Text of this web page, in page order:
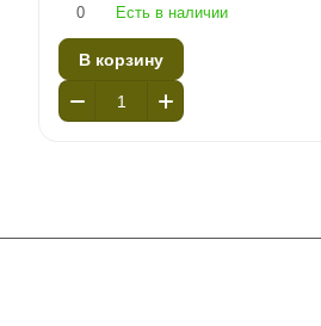
0 Есть в наличии
В корзину